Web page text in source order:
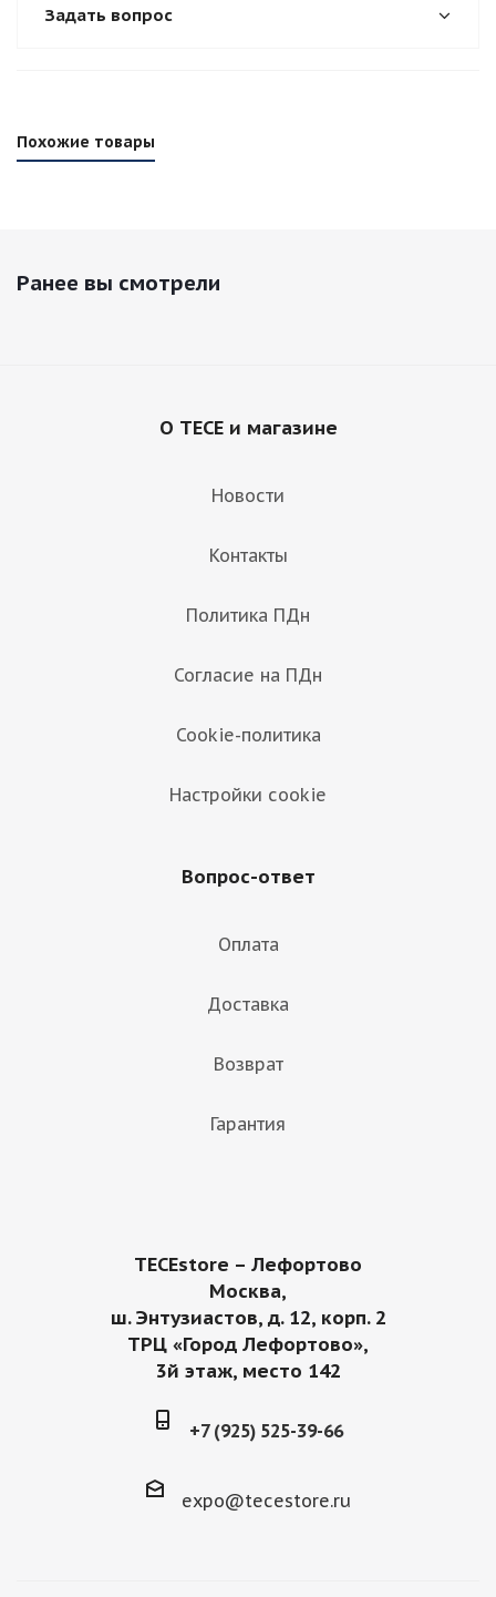
Задать вопрос
Похожие товары
Ранее вы смотрели
О TECE и магазине
Новости
Контакты
Политика ПДн
Согласие на ПДн
Cookie-политика
Настройки cookie
Вопрос-ответ
Оплата
Доставка
Возврат
Гарантия
TECEstore – Лефортово
Москва,
ш. Энтузиастов, д. 12, корп. 2
ТРЦ «Город Лефортово»,
3й этаж, место 142
+7 (925) 525-39-66
expo@tecestore.ru